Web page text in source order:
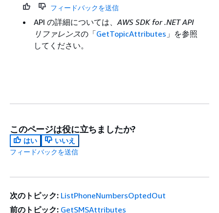
フィードバックを送信
API の詳細については、AWS SDK for .NET API
リファレンスの「GetTopicAttributes 」を参照
してください。
このページは役に立ちましたか?
はい
いいえ
フィードバックを送信
次のトピック: ListPhoneNumbersOptedOut
前のトピック: GetSMSAttributes